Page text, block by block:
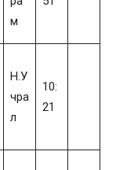
м
Н.У
чра
л
10:
21